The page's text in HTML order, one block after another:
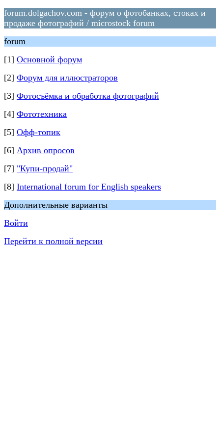
forum.dolgachov.com - форум о фотобанках, стоках и
продаже фотографий / microstock forum
forum
[1] Основной форум
[2] Форум для иллюстраторов
[3] Фотосъёмка и обработка фотографий
[4] Фототехника
[5] Офф-топик
[6] Архив опросов
[7] "Купи-продай"
[8] International forum for English speakers
Дополнительные варианты
Войти
Перейти к полной версии